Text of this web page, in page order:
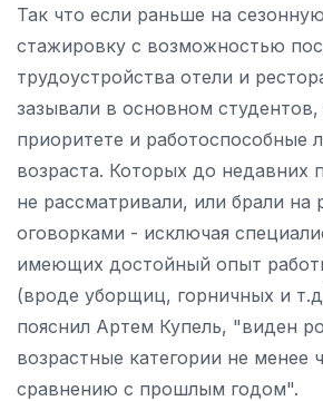
Так что если раньше на
стажировку с возможностью
трудоустройства отели и
зазывали в основном студентов,
приоритете и работоспособные
возраста. Которых до недавних
не рассматривали, или брали на
оговорками - исключая
имеющих достойный опыт
(вроде уборщиц, горничных и
пояснил Артем Купель, "виден
возрастные категории не менее
сравнению с прошлым годом".